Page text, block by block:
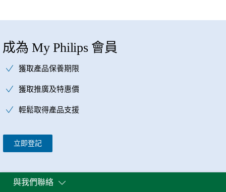
成為 My Philips 會員
獲取產品保養期限
獲取推廣及特惠價
輕鬆取得產品支援
立即登記
與我們聯絡